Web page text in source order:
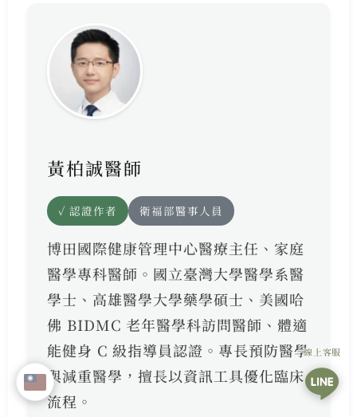
黃柏誠醫師
✓ 認證作者 衛福部醫事人員
博田國際健康管理中心醫療主任、家庭
醫學專科醫師。國立臺灣大學醫學系醫
學士、高雄醫學大學藥學碩士、美國哈
佛 BIDMC 老年醫學科訪問醫師、體適
能健身 C 級指導員認證。專長預防醫學
與減重醫學，擅長以資訊工具優化臨床
流程。
線上客服